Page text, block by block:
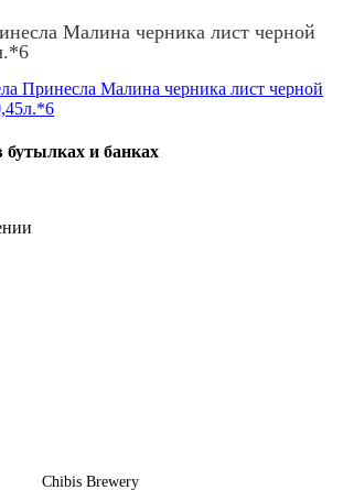
Малина черника лист черной
и банках
Chibis Brewery